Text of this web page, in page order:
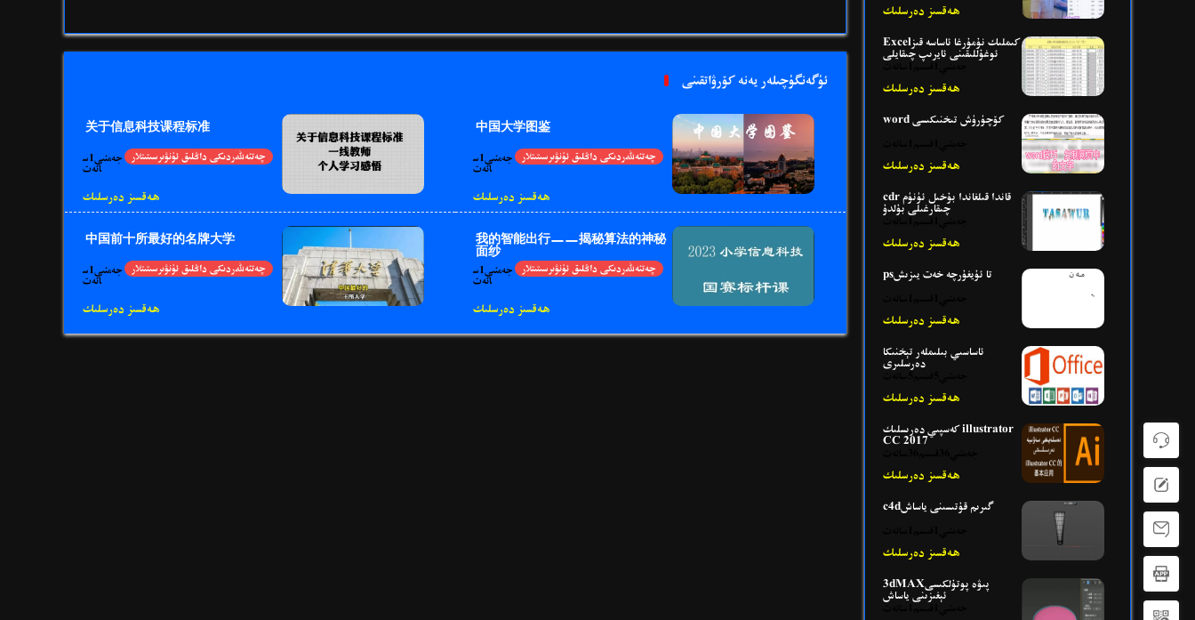
ئۈگەنگۈچىلەر يەنە كۆرۋاتقىنى
中国大学图鉴
چەتئەللەردىكى داڭلىق ئ‍ۈنۋىرسىتىتلار
جەمئىي1س
ائەت
ھەقسىز دەرسلىك
关于信息科技课程标准
چەتئەللەردىكى داڭلىق ئ‍ۈنۋىرسىتىتلار
جەمئىي1س
ائەت
ھەقسىز دەرسلىك
我的智能出行——揭秘算法的神秘
面纱
چەتئەللەردىكى داڭلىق ئ‍ۈنۋىرسىتىتلار
جەمئىي1س
ائەت
ھەقسىز دەرسلىك
中国前十所最好的名牌大学
چەتئەللەردىكى داڭلىق ئ‍ۈنۋىرسىتىتلار
جەمئىي1س
ائەت
ھەقسىز دەرسلىك
ھەقسىز دەرسلىك
Excelكىملىك نۇمۇرغا ئاساسە قىز
ئوغۇللىقىنى ئايرىپ چىقايلى
ھەقسىز دەرسلىك
word كۆچۈرۈش تىخنىكىسى
ھەقسىز دەرسلىك
cdr قاندا قىلغاندا بۇخىل ئۈنۈم
چىقارغىلى بۇلدۇ
ھەقسىز دەرسلىك
psتا ئۇيغۇرچە خەت يىزىش
ھەقسىز دەرسلىك
ئاساسىي بىلىملەر تېخنىكا
دەرسلىرى
ھەقسىز دەرسلىك
كەسپىي دەرىسلىك illustrator
CC 2017
ھەقسىز دەرسلىك
c4dگىرىم قۇتىسىنى ياساش
ھەقسىز دەرسلىك
3dMAXپىۋە پوتۇلكىسى
ئېغىزىنى ياساش